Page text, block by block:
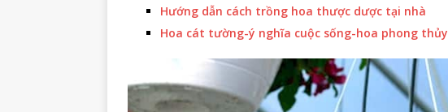
Hướng dẫn cách trồng hoa thược dược tại nhà
Hoa cát tường-ý nghĩa cuộc sống-hoa phong thủy